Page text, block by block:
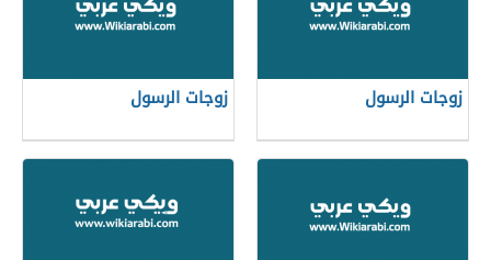
زوجات الرسول زوجات الرسول